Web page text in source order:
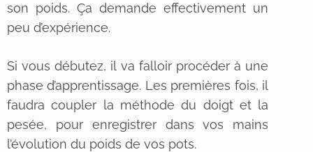
son poids. Ça demande effectivement un
peu d’expérience.
Si vous débutez, il va falloir procéder à une
phase d’apprentissage. Les premières fois, il
faudra coupler la méthode du doigt et la
pesée, pour enregistrer dans vos mains
l’évolution du poids de vos pots.